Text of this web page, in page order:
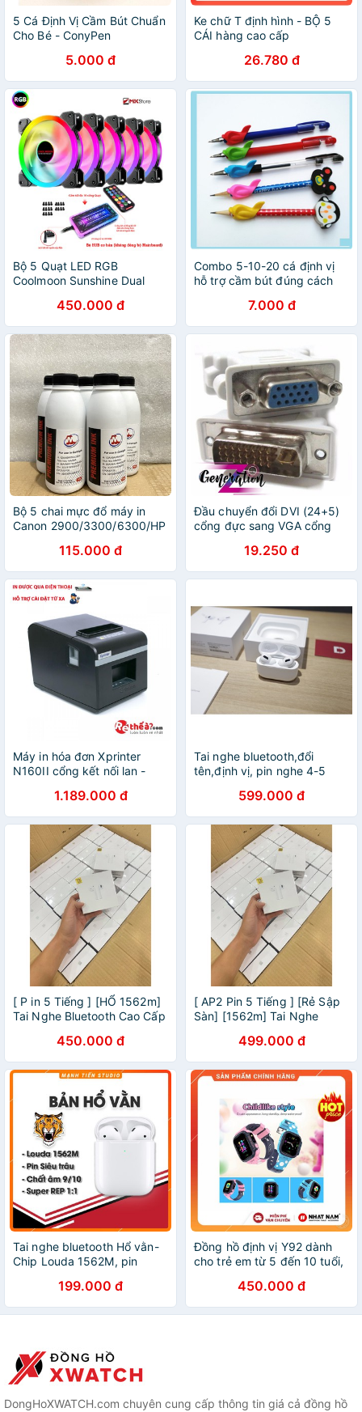
5 Cá Định Vị Cầm Bút Chuẩn
Cho Bé - ConyPen
5.000 đ
Ke chữ T định hình - BỘ 5
CÁI hàng cao cấp
26.780 đ
Bộ 5 Quạt LED RGB
Coolmoon Sunshine Dual
450.000 đ
Combo 5-10-20 cá định vị
hỗ trợ cầm bút đúng cách
7.000 đ
Bộ 5 chai mực đổ máy in
Canon 2900/3300/6300/HP
115.000 đ
Đầu chuyển đổi DVI (24+5)
cổng đực sang VGA cổng
19.250 đ
Máy in hóa đơn Xprinter
N160II cổng kết nối lan -
cuộn giấy in1.189.000 đ
Tai nghe bluetooth,đổi
tên,định vị, pin nghe 4-5
599.000 đ
[ P in 5 Tiếng ] [HỔ 1562m]
Tai Nghe Bluetooth Cao Cấp
& Androi450.000 đ
[ AP2 Pin 5 Tiếng ] [Rẻ Sập
Sàn] [1562m] Tai Nghe
Định Vị Dùng Cả IOS &
Androi
499.000 đ
Tai nghe bluetooth Hổ vằn-
Chip Louda 1562M, pin
6h Đổi Tên, Định Vị,cảm ứng
check được stting
199.000 đ
Đồng hồ định vị Y92 dành
cho trẻ em từ 5 đến 10 tuổi,
nghe gọi 2 chiều tiện lợi.
450.000 đ
DongHoXWATCH.com chuyên cung cấp thông tin giá cả đồng hồ